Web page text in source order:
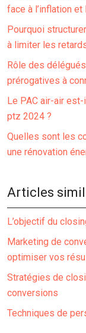
face à l’inflation
Pourquoi
à limiter les
Rôle des
prérogatives à
Le PAC air-air
ptz 2024 ?
Quelles sont les
une rénovation
Articles
L’objectif du
Marketing de
optimiser vos
Stratégies de
conversions
Techniques de